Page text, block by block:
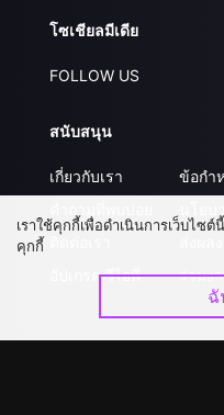
โซเชียลมีเดีย
FOLLOW US
สนับสนุน
เกี่ยวกับเรา
อัปเกรด วีไอพี
ข้อกำ
ร่วมง
เราใช้คุกกี้เพื่อดำเนินการเว็บไซ
คุกกี้
ฉั